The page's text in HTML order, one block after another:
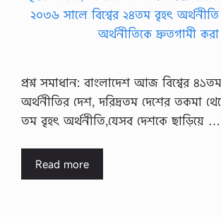
প্রশ্ন সমাধান: বাংলাদেশ আজ বিশ্বের
অর্থনীতির দেশ, দরিদ্রতম দেশের তকমা
তম বৃহৎ অর্থনীতি,যেসব দেশকে ছাড়িয়ে …
Read more